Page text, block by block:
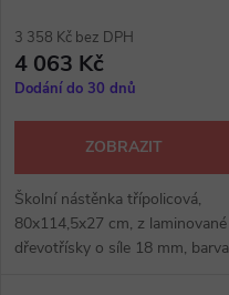
r
o
u
k
r
o
d
u
3 358 Kč bez DPH
4 063 Kč
Dodání do 30 dnů
ZOBRAZIT
Školní nástěnka třípolicová,
80x114,5x27 cm, z laminované
dřevotřísky o síle 18 mm, barva